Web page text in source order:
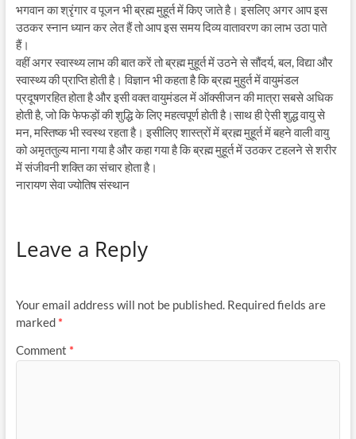
भगवान का श्रृंगार व पूजन भी ब्रह्म मुहूर्त में किए जाते है। इसलिए अगर आप इस
उठकर स्नान ध्यान कर लेत हैं तो आप इस समय दिव्य वातावरण का लाभ उठा पाते
हैं।
वहीं अगर स्वास्थ्य लाभ की बात करें तो ब्रह्म मुहूर्त में उठने से सौंदर्य, बल, विद्या और
स्वास्थ्य की प्राप्ति होती है। विज्ञान भी कहता है कि ब्रह्म मुहुर्त में वायुमंडल
प्रदूषणरहित होता है और इसी वक्त वायुमंडल में ऑक्सीजन की मात्रा सबसे अधिक
होती है, जो कि फेफड़ों की शुद्धि के लिए महत्वपूर्ण होती है।साथ ही ऐसी शुद्ध वायु से
मन, मस्तिष्क भी स्वस्थ रहता है। इसीलिए शास्त्रों में ब्रह्म मुहूर्त में बहने वाली वायु
को अमृततुल्य माना गया है और कहा गया है कि ब्रह्म मुहूर्त में उठकर टहलने से शरीर
में संजीवनी शक्ति का संचार होता है।
नारायण सेवा ज्योतिष संस्थान
Leave a Reply
Your email address will not be published. Required fields are
marked *
Comment *